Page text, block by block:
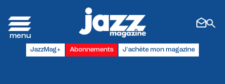
JazzMag+ Abonnements J'achète mon magazine